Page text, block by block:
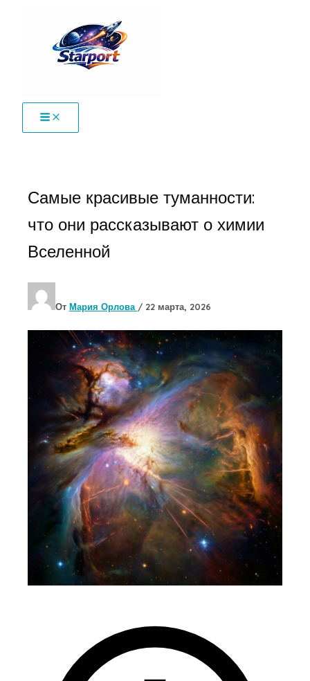
содержимому
Самые красивые туманности:
что они рассказывают о химии
Вселенной
От Мария Орлова / 22 марта, 2026